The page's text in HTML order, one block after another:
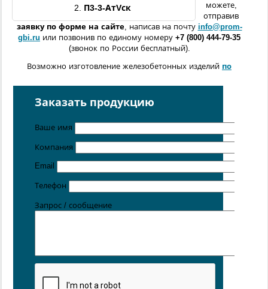
2.
П3-3-АтVск
можете,
отправив
заявку по форме на сайте, написав на почту info@prom-
gbi.ru или позвонив по единому номеру +7 (800) 444-79-35
(звонок по России бесплатный).
Возможно изготовление железобетонных изделий по
расположенных вСанкт-Петербурге
Цена от 5 руб. / кг
Заказать продукцию
Ваше имя
Компания
Email
Телефон
Запрос / сообщение